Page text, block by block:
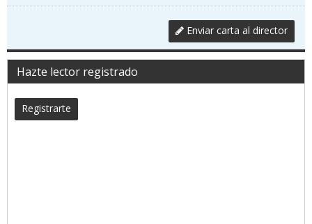
Enviar carta al director
Hazte lector registrado
Registrarte